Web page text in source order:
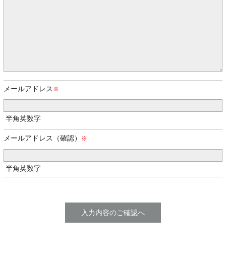
メールアドレス
半角英数字
メールアドレス（確認）
半角英数字